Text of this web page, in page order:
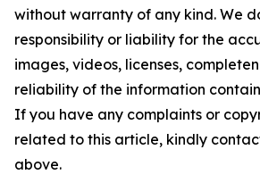
without warranty of any kind. We
responsibility or liability for the
images, videos, licenses,
reliability of the information
If you have any complaints or
related to this article, kindly
above.